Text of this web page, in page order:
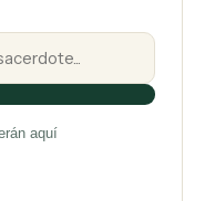
aquí